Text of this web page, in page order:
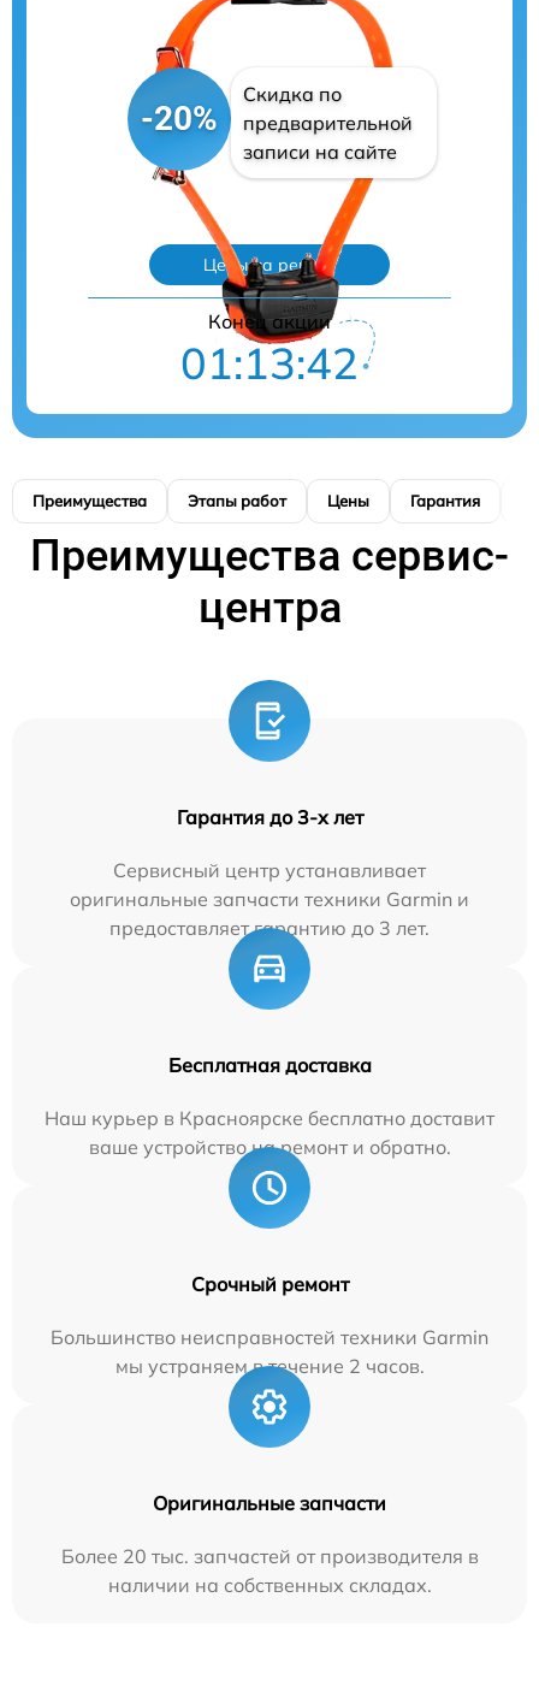
-20%
Скидка по
предварительной
записи на сайте
Цены на ремонт
Конец акции
01:13:41
Преимущества Этапы работ Цены Гарантия
Преимущества сервис-
центра
Гарантия до 3-х лет
Сервисный центр устанавливает
оригинальные запчасти техники Garmin и
предоставляет гарантию до 3 лет.
Бесплатная доставка
Наш курьер в Красноярске бесплатно доставит
ваше устройство на ремонт и обратно.
Срочный ремонт
Большинство неисправностей техники Garmin
мы устраняем в течение 2 часов.
Оригинальные запчасти
Более 20 тыс. запчастей от производителя в
наличии на собственных складах.